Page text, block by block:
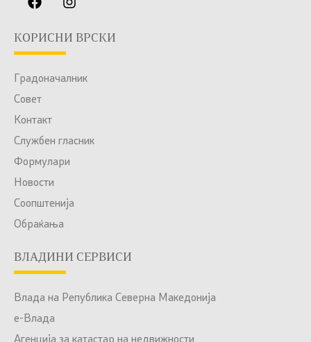
КОРИСНИ ВРСКИ
Градоначалник
Совет
Контакт
Службен гласник
Формулари
Новости
Соопштенија
Обраќања
ВЛАДИНИ СЕРВИСИ
Влада на Република Северна Македонија
е-Влада